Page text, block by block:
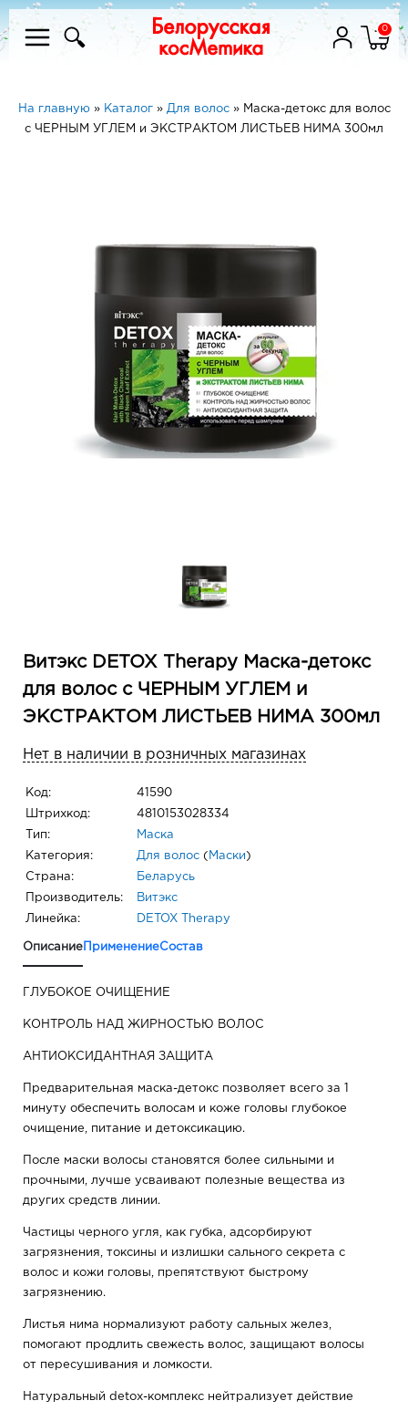
0
На главную» Каталог» Для волос» Маска-детокс для волос
с ЧЕРНЫМ УГЛЕМ и ЭКСТРАКТОМ ЛИСТЬЕВ НИМА 300мл
Витэкс DETOX Therapy Маска-детокс
для волос с ЧЕРНЫМ УГЛЕМ и
ЭКСТРАКТОМ ЛИСТЬЕВ НИМА 300мл
Нет в наличии в розничных магазинах
Код: 41590
Штрихкод: 4810153028334
Тип: Маска
Категория: Для волос ( Маски )
Страна: Беларусь
Производитель: Витэкс
Линейка: DETOX Therapy
Описание ПрименениеСостав
ГЛУБОКОЕ ОЧИЩЕНИЕ
КОНТРОЛЬ НАД ЖИРНОСТЬЮ ВОЛОС
АНТИОКСИДАНТНАЯ ЗАЩИТА
Предварительная маска-детокс позволяет всего за 1
минуту обеспечить волосам и коже головы глубокое
очищение, питание и детоксикацию.
После маски волосы становятся более сильными и
прочными, лучше усваивают полезные вещества из
других средств линии.
Частицы черного угля, как губка, адсорбируют
загрязнения, токсины и излишки сального секрета с
волос и кожи головы, препятствуют быстрому
загрязнению.
Листья нима нормализуют работу сальных желез,
помогают продлить свежесть волос, защищают волосы
от пересушивания и ломкости.
Натуральный detox-комплекс нейтрализует действие